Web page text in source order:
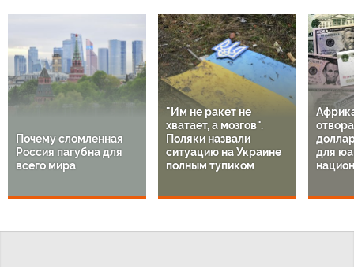
Почему сломленная
Россия пагубна для
всего мира
"Им не ракет не
хватает, а мозгов".
Поляки назвали
ситуацию на Украине
полным тупиком
для